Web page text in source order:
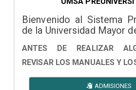
Bienvenido al Sistema
de la Universidad Mayor
ANTES DE REALIZAR
REVISAR LOS MANUALES Y
ADMISIONES